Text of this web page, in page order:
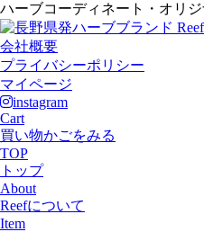
ハーブコーディネート・オリ
会社概要
プライバシーポリシー
マイページ
instagram
Cart
買い物かごをみる
TOP
トップ
About
Reefについて
Item